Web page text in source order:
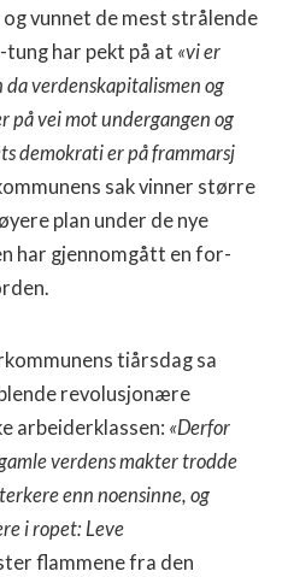
vunnet de mest strålende
har pekt på at «vi er
verdenskapitalismen og
på vei mot undergan­gen og
demokrati er på frammarsj
sak vin­ner større
plan under de nye
har gjennomgått en for­
tiårsdag sa
revolusjonære
arbeiderklassen: «Derfor
verdens makter trodde
enn noensinne, og
i ropet: Leve
flammene fra den